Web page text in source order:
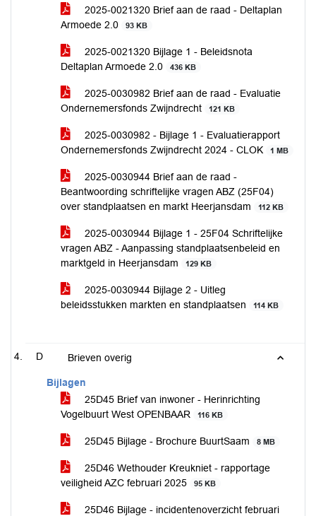
2025-0021320 Brief aan de raad - Deltaplan
Armoede 2.0
93 KB
2025-0021320 Bijlage 1 - Beleidsnota
Deltaplan Armoede 2.0
436 KB
2025-0030982 Brief aan de raad - Evaluatie
Ondernemersfonds Zwijndrecht
121 KB
2025-0030982 - Bijlage 1 - Evaluatierapport
Ondernemersfonds Zwijndrecht 2024 - CLOK
1 MB
2025-0030944 Brief aan de raad -
Beantwoording schriftelijke vragen ABZ (25F04)
over standplaatsen en markt Heerjansdam
112 KB
2025-0030944 Bijlage 1 - 25F04 Schriftelijke
vragen ABZ - Aanpassing standplaatsenbeleid en
marktgeld in Heerjansdam
129 KB
2025-0030944 Bijlage 2 - Uitleg
beleidsstukken markten en standplaatsen
114 KB
D Brieven overig
Bijlagen
25D45 Brief van inwoner - Herinrichting
Vogelbuurt West OPENBAAR
116 KB
25D45 Bijlage - Brochure BuurtSaam 8 MB
25D46 Wethouder Kreukniet - rapportage
veiligheid AZC februari 2025
95 KB
25D46 Bijlage - incidentenoverzicht februari